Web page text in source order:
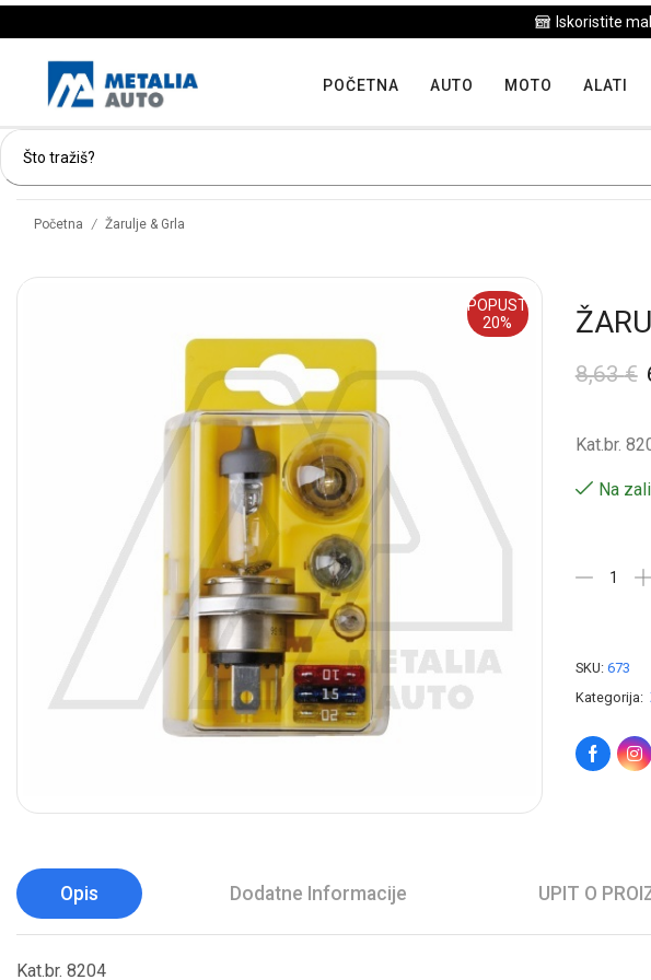
Iskoristite
POČETNA AUTO MOTO ALATI
Početna / Žarulje & Grla
POPUST
20%
8,63€
Kat.br.
Na
SKU: 673
Kategorija:
Opis Dodatne Informacije UPIT O
Kat.br. 8204